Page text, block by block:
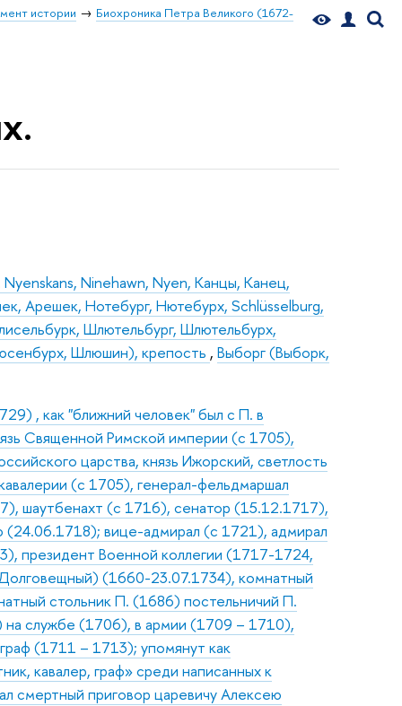
истории
Биохроника Петра Великого (1672-
Ninehawn, Nyen, Канцы, Канец,
Арешек, Нотебург, Нютебурх, Schlüsselburg,
Шлютельбург, Шлютельбурх,
Шлюшин), крепость ,Выборг (Выборк,
, как "ближний человек" был с П. в
Священной Римской империи (с 1705),
царства, князь Ижорский, светлость
(с 1705), генерал-фельдмаршал
шаутбенахт (с 1716), сенатор (15.12.1717),
(24.06.1718); вице-адмирал (с 1721), адмирал
президент Военной коллегии (1717-1724,
Долговещный) (1660-23.07.1734), комнатный
стольник П. (1686) постельничий П.
на службе (1706), в армии (1709 – 1710),
(1711 – 1713); упомянут как
кавалер, граф» среди написанных к
смертный приговор царевичу Алексею